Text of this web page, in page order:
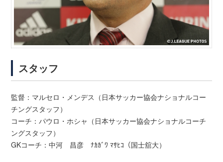
スタッフ
監督：マルセロ・メンデス（日本サッカー協会ナショナルコー
チングスタッフ）
コーチ：パウロ・ホシャ（日本サッカー協会ナショナルコーチ
ングスタッフ）
GKコーチ：中河 昌彦 ﾅｶｶﾞﾜ ﾏｻﾋｺ（国士舘大）